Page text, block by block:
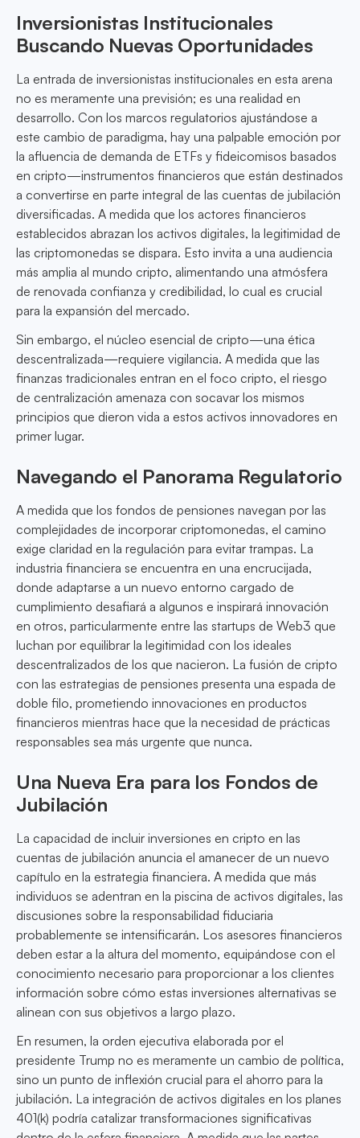
Inversionistas Institucionales
Buscando Nuevas Oportunidades
La entrada de inversionistas institucionales en esta arena
no es meramente una previsión; es una realidad en
desarrollo. Con los marcos regulatorios ajustándose a
este cambio de paradigma, hay una palpable emoción por
la afluencia de demanda de ETFs y fideicomisos basados
en cripto—instrumentos financieros que están destinados
a convertirse en parte integral de las cuentas de jubilación
diversificadas. A medida que los actores financieros
establecidos abrazan los activos digitales, la legitimidad de
las criptomonedas se dispara. Esto invita a una audiencia
más amplia al mundo cripto, alimentando una atmósfera
de renovada confianza y credibilidad, lo cual es crucial
para la expansión del mercado.
Sin embargo, el núcleo esencial de cripto—una ética
descentralizada—requiere vigilancia. A medida que las
finanzas tradicionales entran en el foco cripto, el riesgo
de centralización amenaza con socavar los mismos
principios que dieron vida a estos activos innovadores en
primer lugar.
Navegando el Panorama Regulatorio
A medida que los fondos de pensiones navegan por las
complejidades de incorporar criptomonedas, el camino
exige claridad en la regulación para evitar trampas. La
industria financiera se encuentra en una encrucijada,
donde adaptarse a un nuevo entorno cargado de
cumplimiento desafiará a algunos e inspirará innovación
en otros, particularmente entre las startups de Web3 que
luchan por equilibrar la legitimidad con los ideales
descentralizados de los que nacieron. La fusión de cripto
con las estrategias de pensiones presenta una espada de
doble filo, prometiendo innovaciones en productos
financieros mientras hace que la necesidad de prácticas
responsables sea más urgente que nunca.
Una Nueva Era para los Fondos de
Jubilación
La capacidad de incluir inversiones en cripto en las
cuentas de jubilación anuncia el amanecer de un nuevo
capítulo en la estrategia financiera. A medida que más
individuos se adentran en la piscina de activos digitales, las
discusiones sobre la responsabilidad fiduciaria
probablemente se intensificarán. Los asesores financieros
deben estar a la altura del momento, equipándose con el
conocimiento necesario para proporcionar a los clientes
información sobre cómo estas inversiones alternativas se
alinean con sus objetivos a largo plazo.
En resumen, la orden ejecutiva elaborada por el
presidente Trump no es meramente un cambio de política,
sino un punto de inflexión crucial para el ahorro para la
jubilación. La integración de activos digitales en los planes
401(k) podría catalizar transformaciones significativas